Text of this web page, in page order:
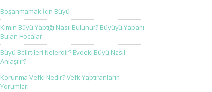
Boşanmamak İçin Büyü
Kimin Büyü Yaptığı Nasıl Bulunur? Büyüyü Yapanı
Bulan Hocalar
Büyü Belirtileri Nelerdir? Evdeki Büyü Nasıl
Anlaşılır?
Korunma Vefki Nedir? Vefk Yaptıranların
Yorumları